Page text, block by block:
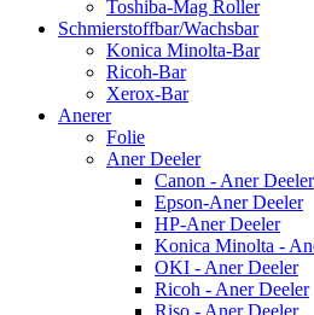
Toshiba-Mag Roller
Schmierstoffbar/Wachsbar
Konica Minolta-Bar
Ricoh-Bar
Xerox-Bar
Anerer
Folie
Aner Deeler
Canon - Aner Deeler
Epson-Aner Deeler
HP-Aner Deeler
Konica Minolta -
OKI - Aner Deeler
Ricoh - Aner Deeler
Riso - Aner Deeler